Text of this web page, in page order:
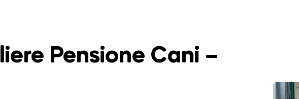
Pensione Cani –